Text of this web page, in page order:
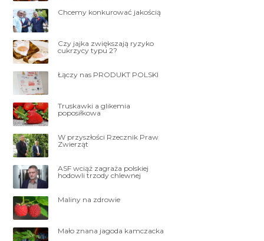
Chcemy konkurować jakością
Czy jajka zwiększają ryzyko
cukrzycy typu 2?
Łączy nas PRODUKT POLSKI
Truskawki a glikemia
poposiłkowa
W przyszłości Rzecznik Praw
Zwierząt
ASF wciąż zagraża polskiej
hodowli trzody chlewnej
Maliny na zdrowie
Mało znana jagoda kamczacka